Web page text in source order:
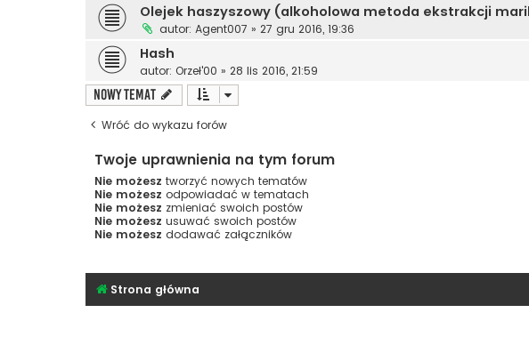
Olejek haszyszowy (alkoholowa metoda ekstrakcji
autor: Agent007 » 27 gru 2016, 19:36
Hash
autor: Orzeł'00 » 28 lis 2016, 21:59
NOWY TEMAT
Wróć do wykazu forów
Twoje uprawnienia na tym forum
Nie możesz tworzyć nowych tematów
Nie możesz odpowiadać w tematach
Nie możesz zmieniać swoich postów
Nie możesz usuwać swoich postów
Nie możesz dodawać załączników
Strona główna